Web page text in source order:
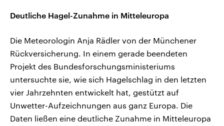
Deutliche Hagel-Zunahme in Mitteleuropa
Die Meteorologin Anja Rädler von der Münchener
Rückversicherung. In einem gerade beendeten
Projekt des Bundesforschungsministeriums
untersuchte sie, wie sich Hagelschlag in den letzten
vier Jahrzehnten entwickelt hat, gestützt auf
Unwetter-Aufzeichnungen aus ganz Europa. Die
Daten ließen eine deutliche Zunahme in Mitteleuropa